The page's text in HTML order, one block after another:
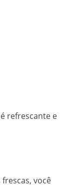
refrescante e
você